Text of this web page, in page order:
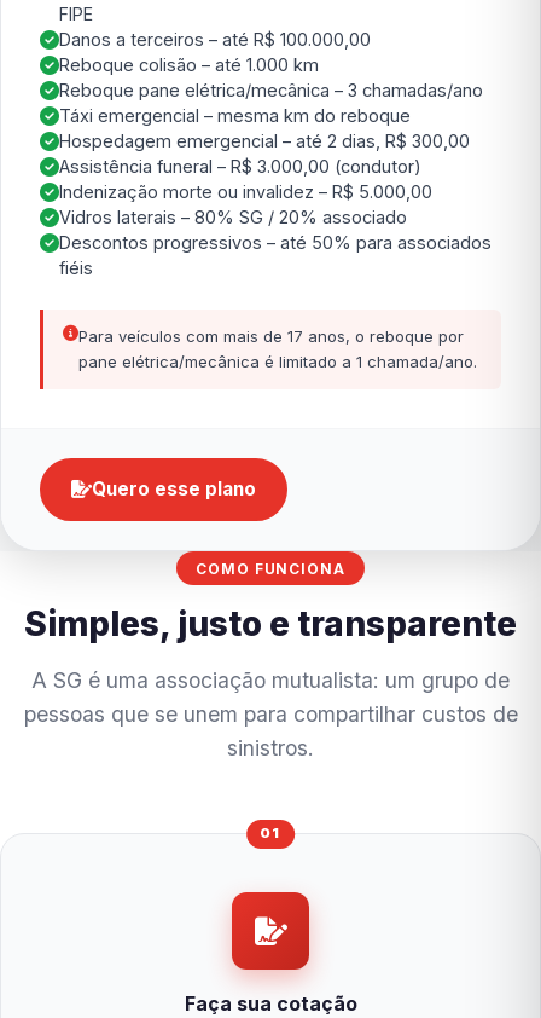
FIPE
Danos a terceiros – até R$ 100.000,00
Reboque colisão – até 1.000 km
Reboque pane elétrica/mecânica – 3 chamadas/ano
Táxi emergencial – mesma km do reboque
Hospedagem emergencial – até 2 dias, R$ 300,00
Assistência funeral – R$ 3.000,00 (condutor)
Indenização morte ou invalidez – R$ 5.000,00
Vidros laterais – 80% SG / 20% associado
Descontos progressivos – até 50% para associados
fiéis
Para veículos com mais de 17 anos, o reboque por
pane elétrica/mecânica é limitado a 1 chamada/ano.
Quero esse plano
COMO FUNCIONA
Simples, justo e transparente
A SG é uma associação mutualista: um grupo de
pessoas que se unem para compartilhar custos de
sinistros.
01
Faça sua cotação